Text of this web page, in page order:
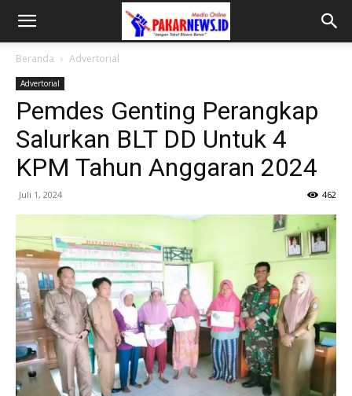
Beranda Advertorial
Advertorial
Pemdes Genting Perangkap
Salurkan BLT DD Untuk 4
KPM Tahun Anggaran 2024
Juli 1, 2024 462